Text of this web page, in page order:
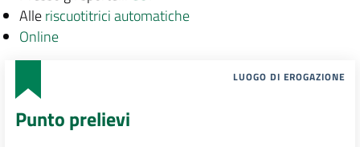
Alleriscuotitrici automatiche
Online
LUOGO DI EROGAZIONE
Punto prelievi